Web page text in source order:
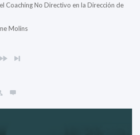
Coaching No Directivo en la Dirección de
Molins